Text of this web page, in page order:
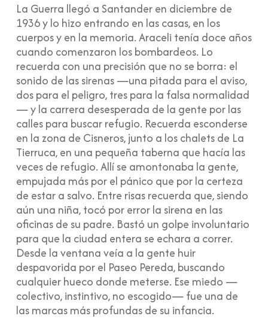
La Guerra llegó a Santander en diciembre de
1936 y lo hizo entrando en las casas, en los
cuerpos y en la memoria. Araceli tenía doce años
cuando comenzaron los bombardeos. Lo
recuerda con una precisión que no se borra: el
sonido de las sirenas —una pitada para el aviso,
dos para el peligro, tres para la falsa normalidad
— y la carrera desesperada de la gente por las
calles para buscar refugio. Recuerda esconderse
en la zona de Cisneros, junto a los chalets de La
Tierruca, en una pequeña taberna que hacía las
veces de refugio. Allí se amontonaba la gente,
empujada más por el pánico que por la certeza
de estar a salvo. Entre risas recuerda que, siendo
aún una niña, tocó por error la sirena en las
oficinas de su padre. Bastó un golpe involuntario
para que la ciudad entera se echara a correr.
Desde la ventana veía a la gente huir
despavorida por el Paseo Pereda, buscando
cualquier hueco donde meterse. Ese miedo —
colectivo, instintivo, no escogido— fue una de
las marcas más profundas de su infancia.